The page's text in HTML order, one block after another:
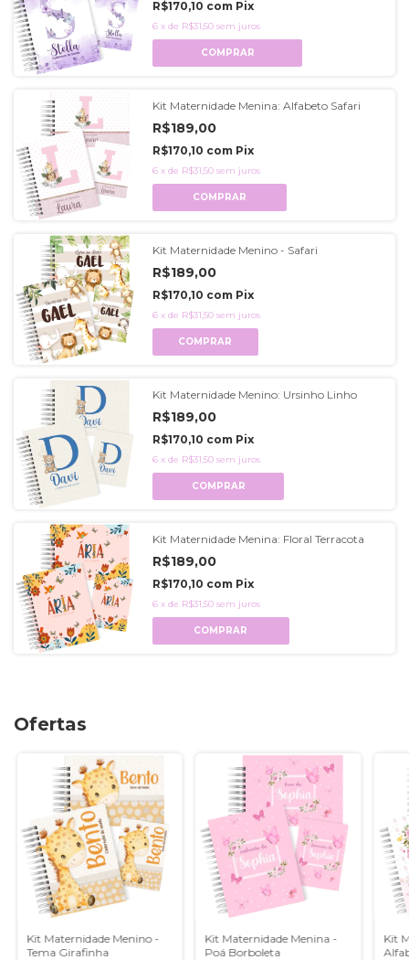
R$170,10 com Pix
6 x de R$31,50 sem juros
COMPRAR
Kit Maternidade Menina: Alfabeto Safari
R$189,00
R$170,10 com Pix
6 x de R$31,50 sem juros
COMPRAR
Kit Maternidade Menino - Safari
R$189,00
R$170,10 com Pix
6 x de R$31,50 sem juros
COMPRAR
Kit Maternidade Menino: Ursinho Linho
R$189,00
R$170,10 com Pix
6 x de R$31,50 sem juros
COMPRAR
Kit Maternidade Menina: Floral Terracota
R$189,00
R$170,10 com Pix
6 x de R$31,50 sem juros
COMPRAR
Ofertas
Kit Maternidade Menino -
Tema Girafinha
Kit Maternidade Menina -
Poá Borboleta
Kit